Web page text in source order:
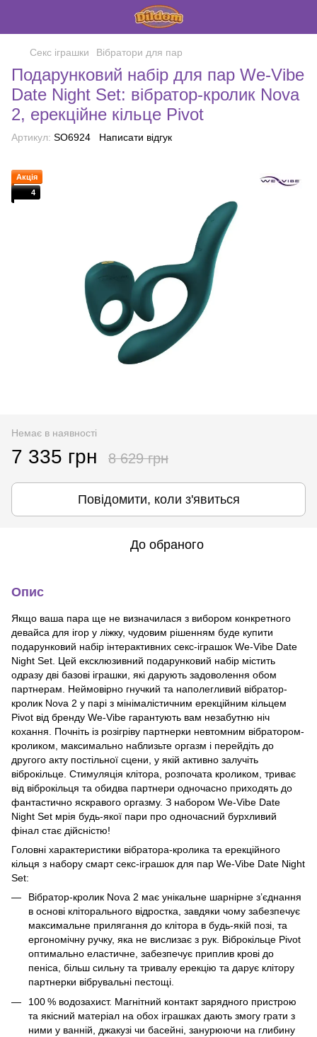
Секс іграшки Вібратори для пар
Подарунковий набір для пар We-Vibe
Date Night Set: вібратор-кролик Nova
2, ерекційне кільце Pivot
Артикул: SO6924 Написати відгук
Акція
4
Немає в наявності
7 335 грн 8 629 грн
Повідомити, коли з'явиться
До обраного
Опис
Якщо ваша пара ще не визначилася з вибором конкретного
девайса для ігор у ліжку, чудовим рішенням буде купити
подарунковий набір інтерактивних секс-іграшок We-Vibe Date
Night Set. Цей ексклюзивний подарунковий набір містить
одразу дві базові іграшки, які дарують задоволення обом
партнерам. Неймовірно гнучкий та наполегливий вібратор-
кролик Nova 2 у парі з мінімалістичним ерекційним кільцем
Pivot від бренду We-Vibe гарантують вам незабутню ніч
кохання. Почніть із розігріву партнерки невтомним вібратором-
кроликом, максимально наблизьте оргазм і перейдіть до
другого акту постільної сцени, у якій активно залучіть
віброкільце. Стимуляція клітора, розпочата кроликом, триває
від віброкільця та обидва партнери одночасно приходять до
фантастично яскравого оргазму. З набором We-Vibe Date
Night Set мрія будь-якої пари про одночасний бурхливий
фінал стає дійсністю!
Головні характеристики вібратора-кролика та ерекційного
кільця з набору смарт секс-іграшок для пар We-Vibe Date Night
Set:
Вібратор-кролик Nova 2 має унікальне шарнірне з’єднання
в основі кліторального відростка, завдяки чому забезпечує
максимальне прилягання до клітора в будь-якій позі, та
ергономічну ручку, яка не вислизає з рук. Віброкільце Pivot
оптимально еластичне, забезпечує приплив крові до
пеніса, більш сильну та тривалу ерекцію та дарує клітору
партнерки вібрувальні пестощі.
100 % водозахист. Магнітний контакт зарядного пристрою
та якісний матеріал на обох іграшках дають змогу грати з
ними у ванній, джакузі чи басейні, занурюючи на глибину